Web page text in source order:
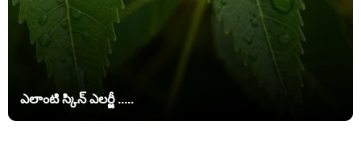
ఎలాంటి స్కిన్ ఎలర్జీ .....